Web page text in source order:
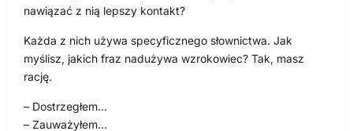
nawiązać z nią lepszy kontakt?
Każda z nich używa specyficznego słownictwa. Jak
myślisz, jakich fraz nadużywa wzrokowiec? Tak, masz
rację.
– Dostrzegłem…
– Zauważyłem…